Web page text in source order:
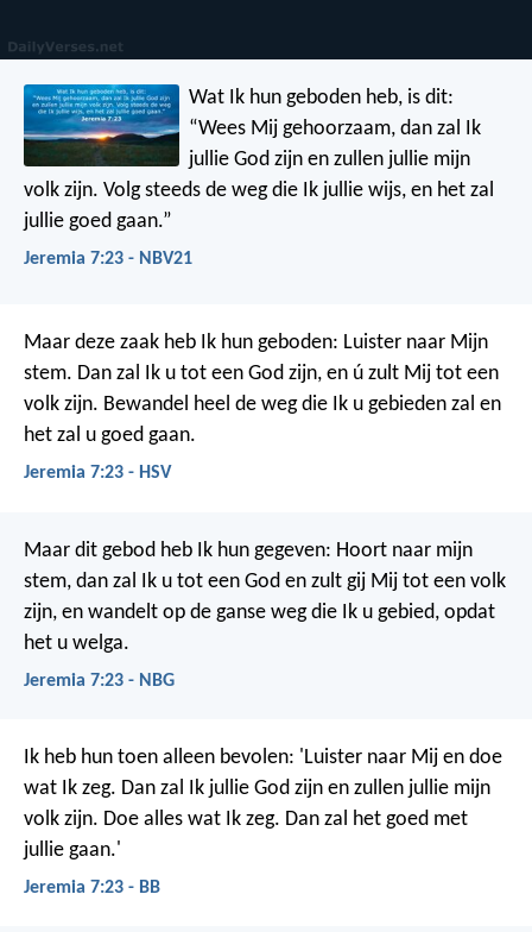
Wat Ik hun geboden heb, is dit:
“Wees Mij gehoorzaam, dan zal Ik
jullie God zijn en zullen jullie mijn
volk zijn. Volg steeds de weg die Ik jullie wijs, en het zal
jullie goed gaan.”
Jeremia 7:23 - NBV21
Maar deze zaak heb Ik hun geboden: Luister naar Mijn
stem. Dan zal Ik u tot een God zijn, en ú zult Mij tot een
volk zijn. Bewandel heel de weg die Ik u gebieden zal en
het zal u goed gaan.
Jeremia 7:23 - HSV
Maar dit gebod heb Ik hun gegeven: Hoort naar mijn
stem, dan zal Ik u tot een God en zult gij Mij tot een volk
zijn, en wandelt op de ganse weg die Ik u gebied, opdat
het u welga.
Jeremia 7:23 - NBG
Ik heb hun toen alleen bevolen: 'Luister naar Mij en doe
wat Ik zeg. Dan zal Ik jullie God zijn en zullen jullie mijn
volk zijn. Doe alles wat Ik zeg. Dan zal het goed met
jullie gaan.'
Jeremia 7:23 - BB